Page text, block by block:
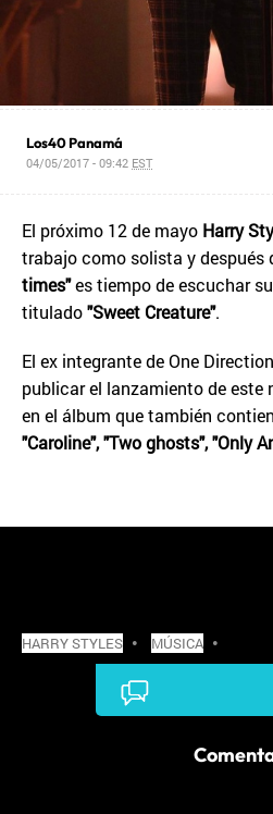
Los40 Panamá
04/05/2017 - 09:42 EST
El próximo 12 de mayo Harry
trabajo como solista y después
times"es tiempo de escuchar
titulado"Sweet Creature".
El ex integrante de One
publicar el lanzamiento de este
en el álbum que también
"Caroline", "Two ghosts", "Only
HARRY STYLES • MÚSICA •